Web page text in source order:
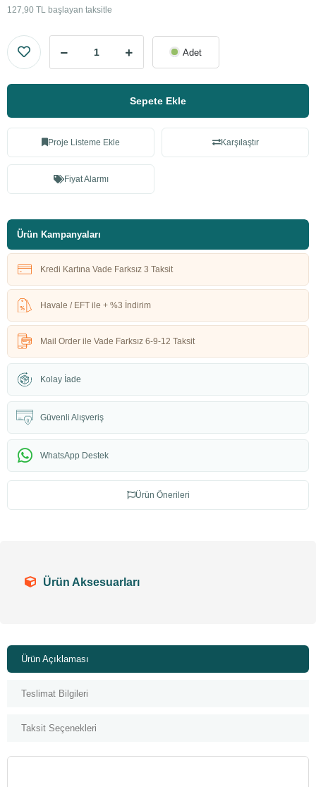
127,90 TL başlayan taksitle
Adet
Sepete Ekle
Proje Listeme Ekle Karşılaştır
Fiyat Alarmı
Ürün Kampanyaları
Kredi Kartına Vade Farksız 3 Taksit
Havale / EFT ile + %3 İndirim
Mail Order ile Vade Farksız 6-9-12 Taksit
Kolay İade
Güvenli Alışveriş
WhatsApp Destek
Ürün Önerileri
Ürün Aksesuarları
Ürün Açıklaması
Teslimat Bilgileri
Taksit Seçenekleri